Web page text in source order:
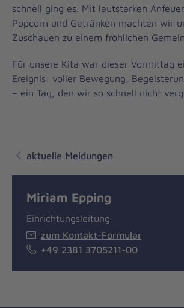
schnell ging es. Mit lautstarken
Popcorn und Getränken machten wir
Zuschauen zu einem fröhlichen
Für unsere Kita war dieser Vormittag
Ereignis: voller Bewegung,
– ein Tag, den wir so schnell nicht
aktuelle Meldungen
Miriam Epping
Einrichtungsleitung
zum Kontakt-Formular
+49 2381 3705211-00